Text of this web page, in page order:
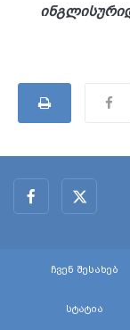
ჩვენ შესახებ
სტატია